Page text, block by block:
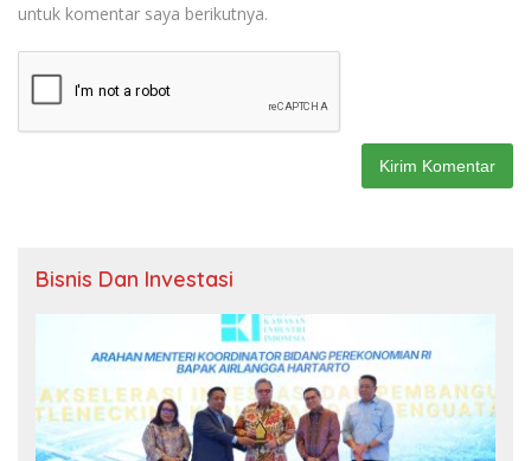
untuk komentar saya berikutnya.
Bisnis Dan Investasi